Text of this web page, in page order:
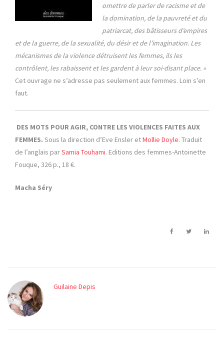
omettre de parler de racisme et de
la domination, de la pauvreté et du
patriarcat, des bâtisseurs d’empires
et de la guerre, de la sexualité, du désir et de l’imagination. Les
mécanismes de la violence détruisent les femmes, ils les
contrôlent, les rabaissent et les gardent à leur soi-disant place. »
Cet ouvrage ne s’adresse pas seulement aux femmes. Loin s’en
faut.
DES MOTS POUR AGIR, CONTRE LES VIOLENCES FAITES AUX
FEMMES. Sous la direction d’Eve Ensler etMollie Doyle. Traduit
de l’anglais parSamia Touhami. Editions des femmes-Antoinette
Fouque, 326 p., 18 €.
Macha Séry
Guilaine Depis